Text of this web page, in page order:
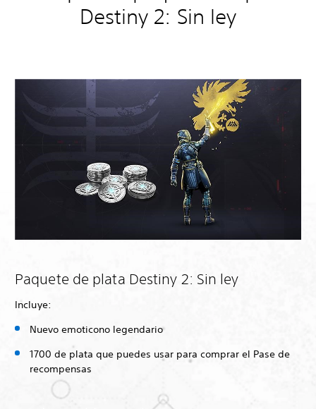
Destiny 2: Sin ley
Paquete de plata Destiny 2: Sin ley
Incluye:
Nuevo emoticono legendario
1700 de plata que puedes usar para comprar el Pase de
recompensas